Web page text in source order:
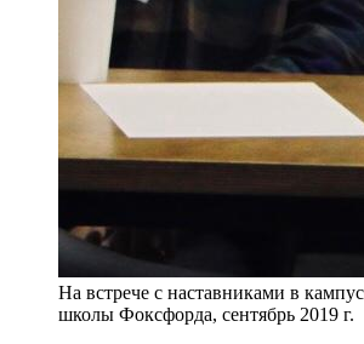
На встрече с наставниками в
школы Фоксфорда, сентябрь 2019 г.